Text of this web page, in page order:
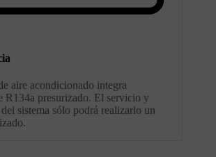
aire acondicionado integra
R134a presurizado. El servicio y
sistema sólo podrá realizarlo un